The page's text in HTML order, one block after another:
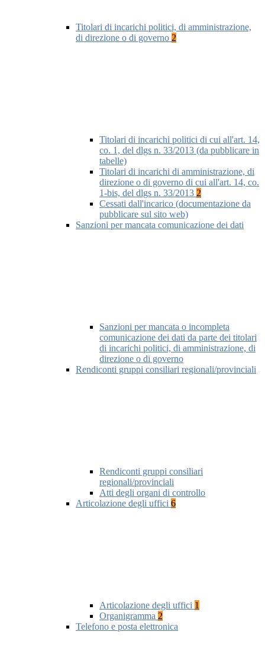
Titolari di incarichi politici, di amministrazione,
di direzione o di governo 2
Titolari di incarichi politici di cui all'art. 14,
co. 1, del dlgs n. 33/2013 (da pubblicare in
tabelle)
Titolari di incarichi di amministrazione, di
direzione o di governo di cui all'art. 14, co.
1-bis, del dlgs n. 33/2013 2
Cessati dall'incarico (documentazione da
pubblicare sul sito web)
Sanzioni per mancata comunicazione dei dati
Sanzioni per mancata o incompleta
comunicazione dei dati da parte dei titolari
di incarichi politici, di amministrazione, di
direzione o di governo
Rendiconti gruppi consiliari regionali/provinciali
Rendiconti gruppi consiliari
regionali/provinciali
Atti degli organi di controllo
Articolazione degli uffici 6
Articolazione degli uffici 1
Organigramma 2
Telefono e posta elettronica